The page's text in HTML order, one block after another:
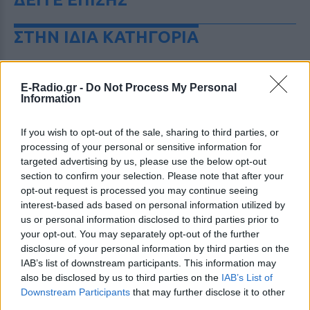
E-Radio.gr - Do Not Process My Personal
Information
If you wish to opt-out of the sale, sharing to third parties, or
processing of your personal or sensitive information for
targeted advertising by us, please use the below opt-out
section to confirm your selection. Please note that after your
opt-out request is processed you may continue seeing
interest-based ads based on personal information utilized by
us or personal information disclosed to third parties prior to
your opt-out. You may separately opt-out of the further
disclosure of your personal information by third parties on the
IAB’s list of downstream participants. This information may
also be disclosed by us to third parties on the IAB’s List of
Downstream Participants that may further disclose it to other
ΣΤΗΝ ΙΔΙΑ ΚΑΤΗΓΟΡΙΑ
Ουκρανία: Βίντεο σοκ με
19χρονο να οδηγείται με τη βία
για επιστράτευση ‑ Τι είναι το
Βίντεο που φέρεται να δείχνει βίαιη
μεταφορά άνδρα για στρατιωτική
επιστράτευση στην Ουκρανία
επαναφέρει τη συζήτηση για το λεγόμενο
«busification».
Ουκρανία: Βίντεο σοκ με
19χρονο να οδηγείται με τη βία
για επιστράτευση ‑ Τι είναι το
«busification»
ΣΉΜΕΡΑ
Βίντεο που φέρεται να δείχνει βίαιη